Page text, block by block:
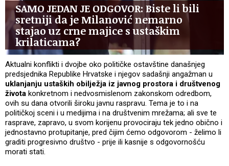
SAMO JEDAN JE ODGOVOR: Biste li bili
sretniji da je Milanović nemarno
stajao uz crne majice s ustaškim
krilaticama?
Aktualni konflikti i dvojbe oko političke ostavštine današnjeg
predsjednika Republike Hrvatske i njegov sadašnji angažman u
uklanjanju ustaških obilježja iz javnog prostora i društvenog
života konkretnom i nedvosmislenom zakonskom odredbom,
ovih su dana otvorili široku javnu raspravu. Tema je to i na
političkoj sceni i u medijima i na društvenim mrežama; ali sve te
rasprave, zapravo, u svom korijenu provociraju tek jedno obično i
jednostavno protupitanje, pred čijim ćemo odgovorom - želimo li
graditi progresivno društvo - prije ili kasnije s odgovornošću
morati stati.